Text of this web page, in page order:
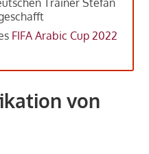
Trainer Stefan
FIFA Arabic Cup 2022
von